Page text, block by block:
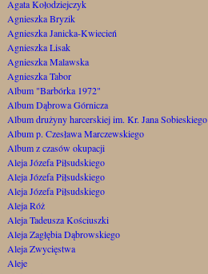
Agata Kołodziejczyk
Agnieszka Bryzik
Agnieszka Janicka-Kwiecień
Agnieszka Lisak
Agnieszka Malawska
Agnieszka Tabor
Album "Barbórka 1972"
Album Dąbrowa Górnicza
Album drużyny harcerskiej im. Kr. Jana Sobieskiego
Album p. Czesława Marczewskiego
Album z czasów okupacji
Aleja Józefa Piłsudskiego
Aleja Józefa Piłsudskiego
Aleja Józefa Piłsudskiego
Aleja Róż
Aleja Tadeusza Kościuszki
Aleja Zagłębia Dąbrowskiego
Aleja Zwycięstwa
Aleje